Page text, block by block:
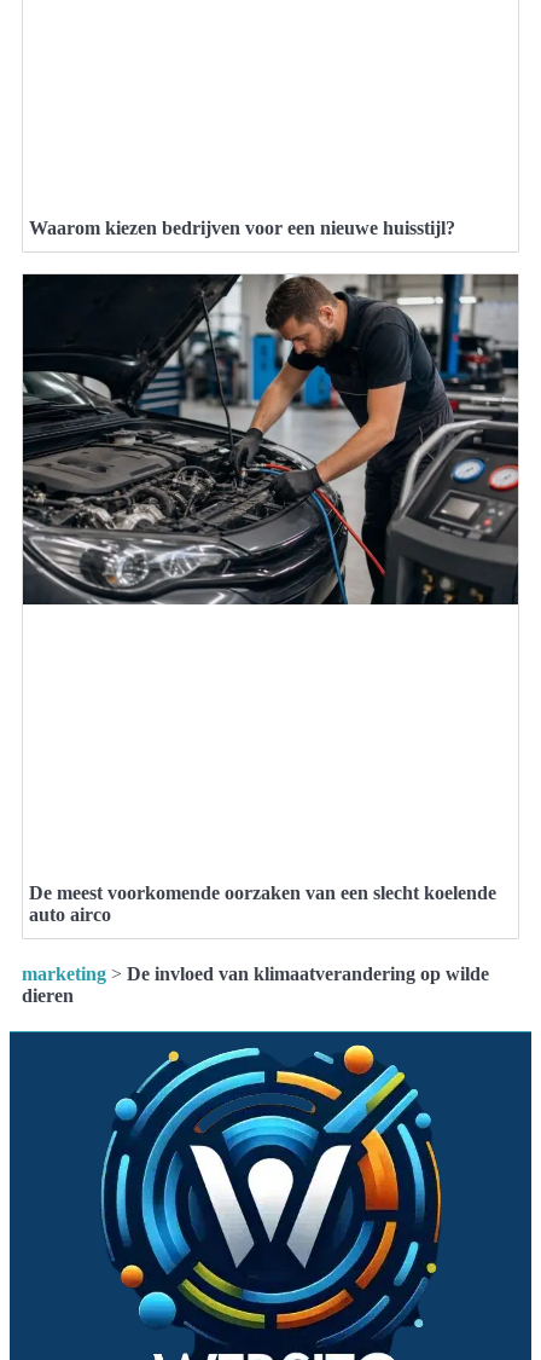
Waarom kiezen bedrijven voor een nieuwe huisstijl?
De meest voorkomende oorzaken van een slecht koelende
auto airco
marketing > De invloed van klimaatverandering op wilde
dieren